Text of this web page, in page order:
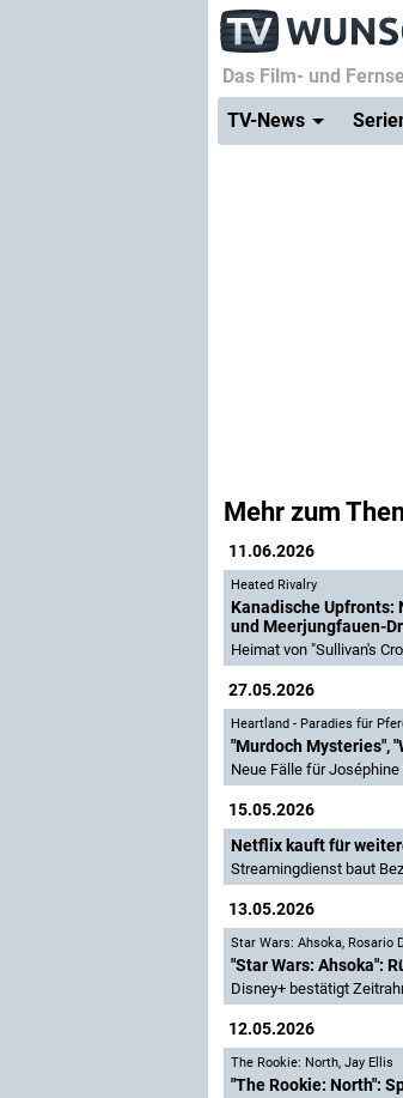
Das Film- und
TV-News
Mehr zum
11.06.2026
Heated Rivalry
Kanadische Upfronts:
und Meerjungfauen-
Heimat von "Sullivan's
27.05.2026
Heartland - Paradies für
"Murdoch Mysteries",
Neue Fälle für
15.05.2026
Netflix kauft für
Streamingdienst baut
13.05.2026
Star Wars: Ahsoka, Rosario
"Star Wars: Ahsoka":
Disney+ bestätigt
12.05.2026
The Rookie: North, Jay Ellis
"The Rookie: North":